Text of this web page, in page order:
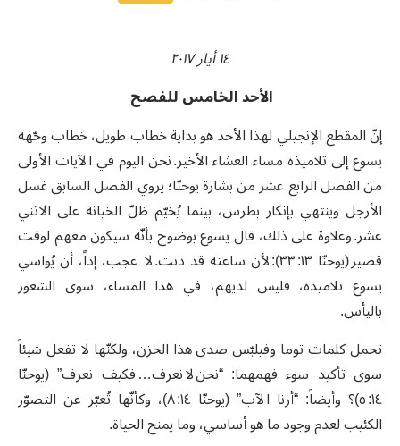
الأحد الخامس للفصح
إنّ المقطع الإنجيلي لهذا الأحد هو بداية خطاب طويل، خطاب وجّهه
يسوع إلى تلاميذه مساء العشاء الأخير. نحن اليوم في الآيات الأولى
من الفصل الرابع عشر من بشارة يوحنّا؛ يروي الفصل السابق غسل
الأرجل وينتهي بإنكار بطرس، بينما يُخيّم ظلّ الخيانة على الاثني
عشر. وعلاوة على ذلك، قال يسوع بوضوح بأنّه سيكون معهم لوقت
قصير (يوحنّا ١٣: ٣٣): لأن ساعته قد دنت. لا عجب، إذاً، أن يُواسي
يسوع تلاميذه، فليس لديهم، في هذا المساء، سوى الشعور
باليأس.
تحمل كلمات توما وفيلبّس صدى هذا الحزن، ولكنّها لا تفعل شيئاً
سوى تأكيد سوء فهمهما: “نحن لا نعرف… فكيف نعرف” (يوحنّا
١٤: ٥)؟ وأيضاً: “أرنا الآب” (يوحنّا ١٤: ٨)، وكأنّها تُعبّر عن التصوّر
الكئيب لعدم وجود ما هو أساسي، وما يمنح الحياة.